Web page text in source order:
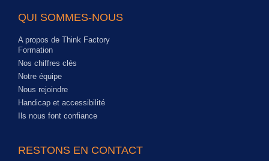
QUI SOMMES-NOUS
A propos de Think Factory
Formation
Nos chiffres clés
Notre équipe
Nous rejoindre
Handicap et accessibilité
Ils nous font confiance
RESTONS EN CONTACT